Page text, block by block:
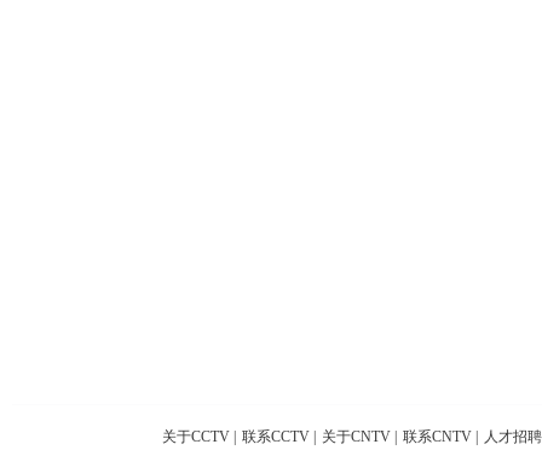
关于CCTV 联系CCTV 关于CNTV 联系CNTV 人才招聘